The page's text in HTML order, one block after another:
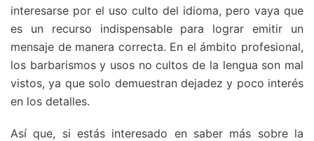
interesarse por el uso culto del idioma, pero vaya que
es un recurso indispensable para lograr emitir un
mensaje de manera correcta. En el ámbito profesional,
los barbarismos y usos no cultos de la lengua son mal
vistos, ya que solo demuestran dejadez y poco interés
en los detalles.
Así que, si estás interesado en saber más sobre la